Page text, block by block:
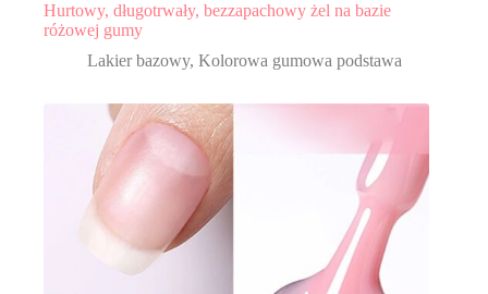
Hurtowy, długotrwały, bezzapachowy żel na bazie
różowej gumy
Lakier bazowy, Kolorowa gumowa podstawa